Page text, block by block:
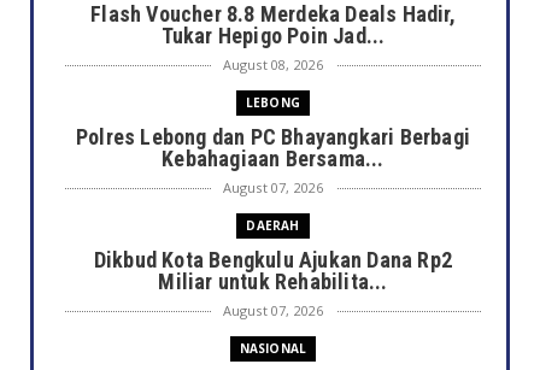
Flash Voucher 8.8 Merdeka Deals Hadir,
Tukar Hepigo Poin Jad...
August 08, 2026
LEBONG
Polres Lebong dan PC Bhayangkari Berbagi
Kebahagiaan Bersama...
August 07, 2026
DAERAH
Dikbud Kota Bengkulu Ajukan Dana Rp2
Miliar untuk Rehabilita...
August 07, 2026
NASIONAL